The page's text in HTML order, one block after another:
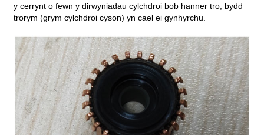
y cerrynt o fewn y dirwyniadau cylchdroi bob hanner tro, bydd
trorym (grym cylchdroi cyson) yn cael ei gynhyrchu.